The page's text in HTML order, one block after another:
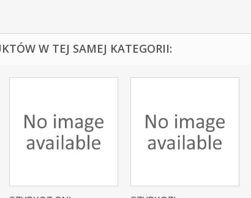
W TEJ SAMEJ KATEGORII: